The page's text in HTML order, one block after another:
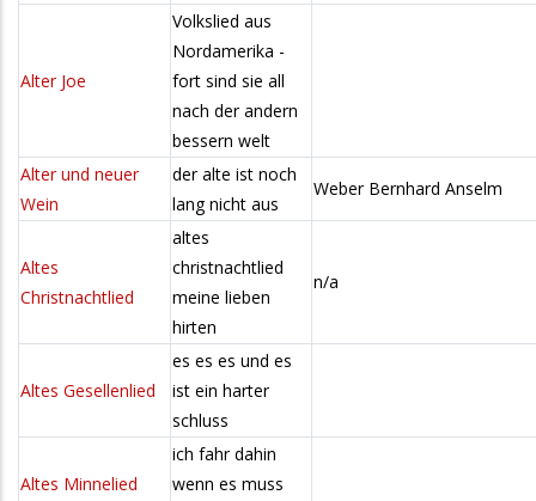
Alter Joe
Volkslied aus
Nordamerika -
fort sind sie all
nach der andern
bessern welt
Alter und neuer
Wein
der alte ist noch
lang nicht aus
Weber Bernhard Anselm
Altes
Christnachtlied
altes
christnachtlied
meine lieben
hirten
n/a
Altes Gesellenlied
es es es und es
ist ein harter
schluss
Altes Minnelied
ich fahr dahin
wenn es muss